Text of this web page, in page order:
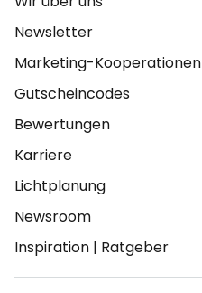
Newsletter
Marketing-Kooperationen
Gutscheincodes
Bewertungen
Karriere
Lichtplanung
Newsroom
Inspiration | Ratgeber